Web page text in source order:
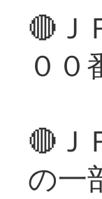
🔴Ｊ
００
🔴Ｊ
の一